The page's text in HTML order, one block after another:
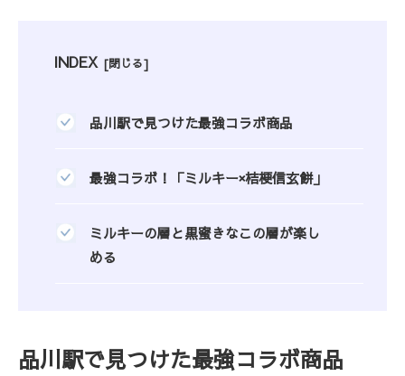
INDEX
品川駅で見つけた最強コラボ商品
最強コラボ！「ミルキー×桔梗信玄餅」
ミルキーの層と黒蜜きなこの層が楽し
める
品川駅で見つけた最強コラボ商品